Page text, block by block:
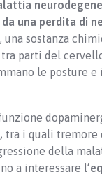
una perdita di
una sostanza
parti del
le posture
tra i quali tremore
della
a interessare